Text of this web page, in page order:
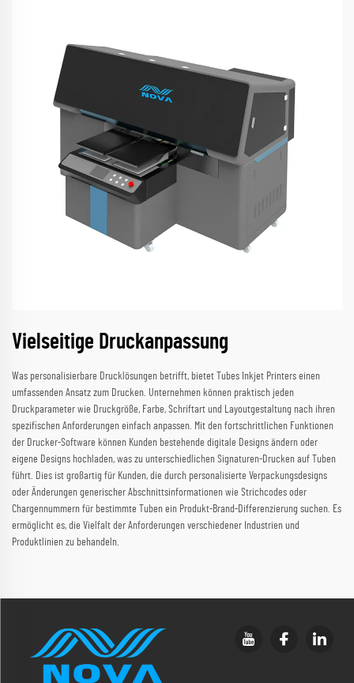
Vielseitige Druckanpassung
Was personalisierbare Drucklösungen betrifft, bietet Tubes Inkjet Printers einen
umfassenden Ansatz zum Drucken. Unternehmen können praktisch jeden
Druckparameter wie Druckgröße, Farbe, Schriftart und Layoutgestaltung nach ihren
spezifischen Anforderungen einfach anpassen. Mit den fortschrittlichen Funktionen
der Drucker-Software können Kunden bestehende digitale Designs ändern oder
eigene Designs hochladen, was zu unterschiedlichen Signaturen-Drucken auf Tuben
führt. Dies ist großartig für Kunden, die durch personalisierte Verpackungsdesigns
oder Änderungen generischer Abschnittsinformationen wie Strichcodes oder
Chargennummern für bestimmte Tuben ein Produkt-Brand-Differenzierung suchen. Es
ermöglicht es, die Vielfalt der Anforderungen verschiedener Industrien und
Produktlinien zu behandeln.